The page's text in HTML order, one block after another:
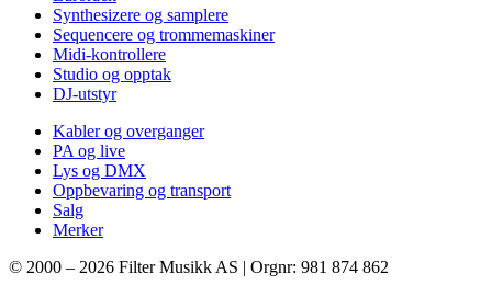
Synthesizere og samplere
Sequencere og trommemaskiner
Midi-kontrollere
Studio og opptak
DJ-utstyr
Kabler og overganger
PA og live
Lys og DMX
Oppbevaring og transport
Salg
Merker
© 2000 – 2026 Filter Musikk AS | Orgnr: 981 874 862